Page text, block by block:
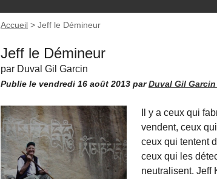
Accueil > Jeff le Démineur
Jeff le Démineur
par Duval Gil Garcin
Publie le vendredi 16 août 2013 parDuval Gil
Il y a ceux qui
vendent, ceux
ceux qui tentent
ceux qui les
neutralisent. Jeff